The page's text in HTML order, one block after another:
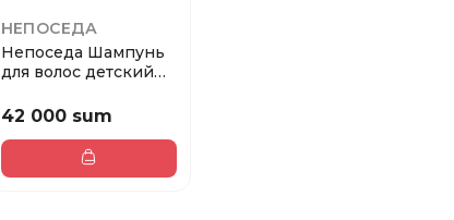
НЕПОСЕДА
Непоседа Шампунь
для волос детский
42 000 sum